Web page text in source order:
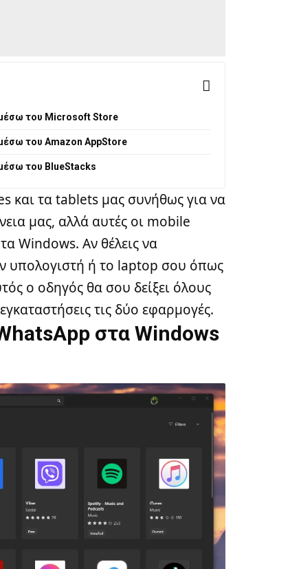
μέσω του Microsoft Store
του Amazon AppStore
του BlueStacks
και τα tablets μας συνήθως για να
μας, αλλά αυτές οι mobile
Windows. Αν θέλεις να
υπολογιστή ή το laptop σου όπως
ο οδηγός θα σου δείξει όλους
τις δύο εφαρμογές.
στα Windows